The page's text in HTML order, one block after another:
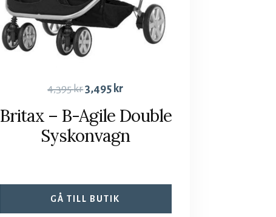
4,395kr3,495 kr
Britax – B-Agile Double
Syskonvagn
GÅ TILL BUTIK